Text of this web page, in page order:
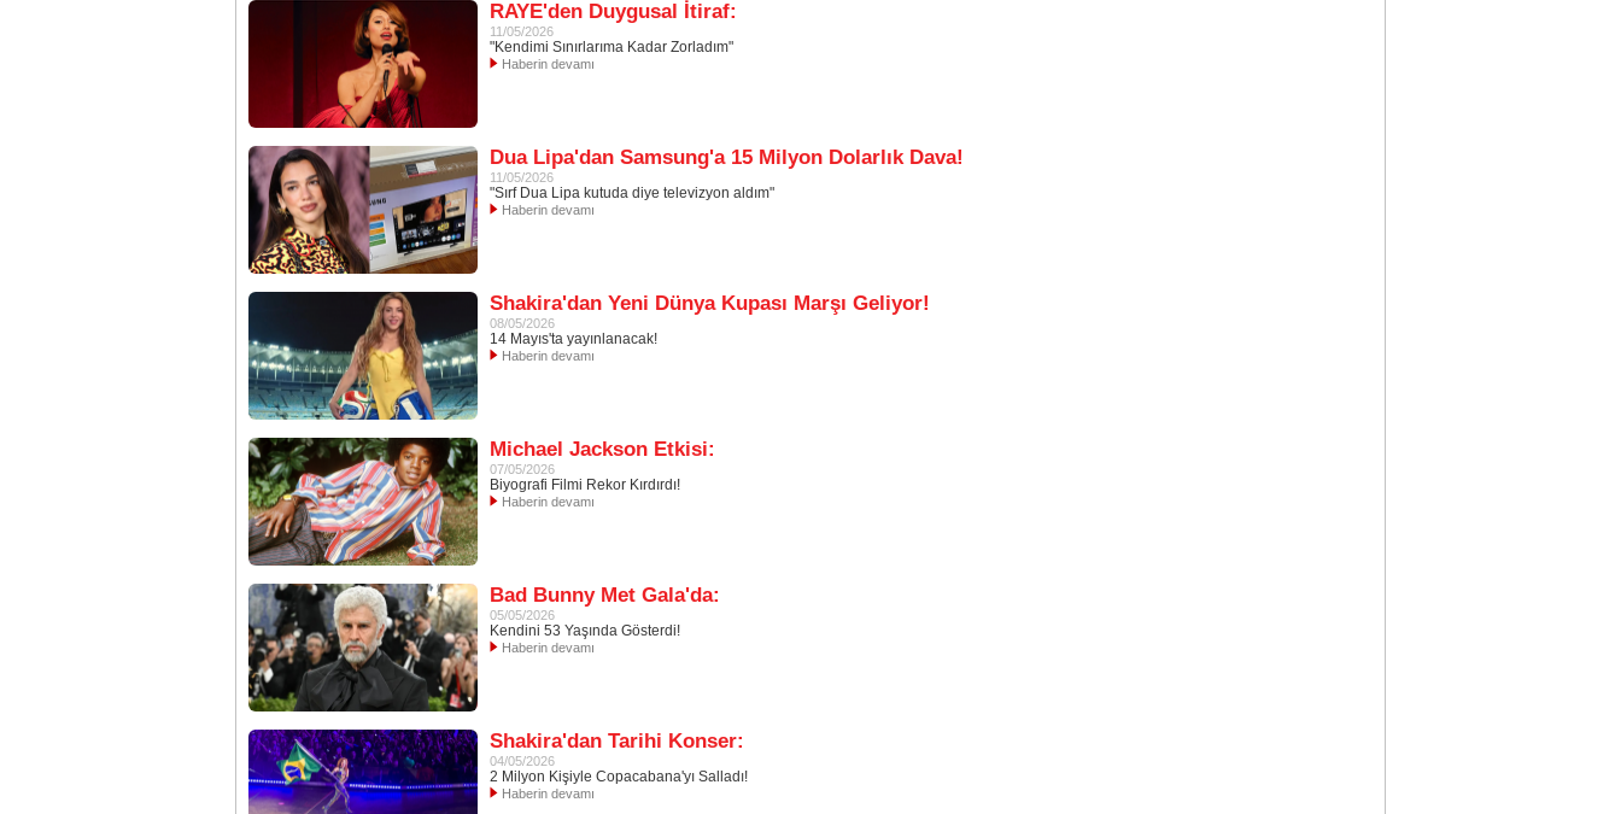
RAYE'den Duygusal İtiraf:
11/05/2026
"Kendimi Sınırlarıma Kadar Zorladım"
Haberin devamı
Dua Lipa'dan Samsung'a 15 Milyon Dolarlık Dava!
11/05/2026
"Sırf Dua Lipa kutuda diye televizyon aldım"
Haberin devamı
Shakira'dan Yeni Dünya Kupası Marşı Geliyor!
08/05/2026
14 Mayıs'ta yayınlanacak!
Haberin devamı
Michael Jackson Etkisi:
07/05/2026
Biyografi Filmi Rekor Kırdırdı!
Haberin devamı
Bad Bunny Met Gala'da:
05/05/2026
Kendini 53 Yaşında Gösterdi!
Haberin devamı
Shakira'dan Tarihi Konser:
04/05/2026
2 Milyon Kişiyle Copacabana'yı Salladı!
Haberin devamı